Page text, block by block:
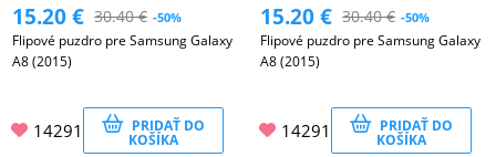
15.20€ 30.40€ -50%
Flipové puzdro pre Samsung Galaxy
A8 (2015)
14291 PRIDAŤ DO
KOŠÍKA
15.20€ 30.40€ -50%
Flipové puzdro pre Samsung Galaxy
A8 (2015)
14291 PRIDAŤ DO
KOŠÍKA